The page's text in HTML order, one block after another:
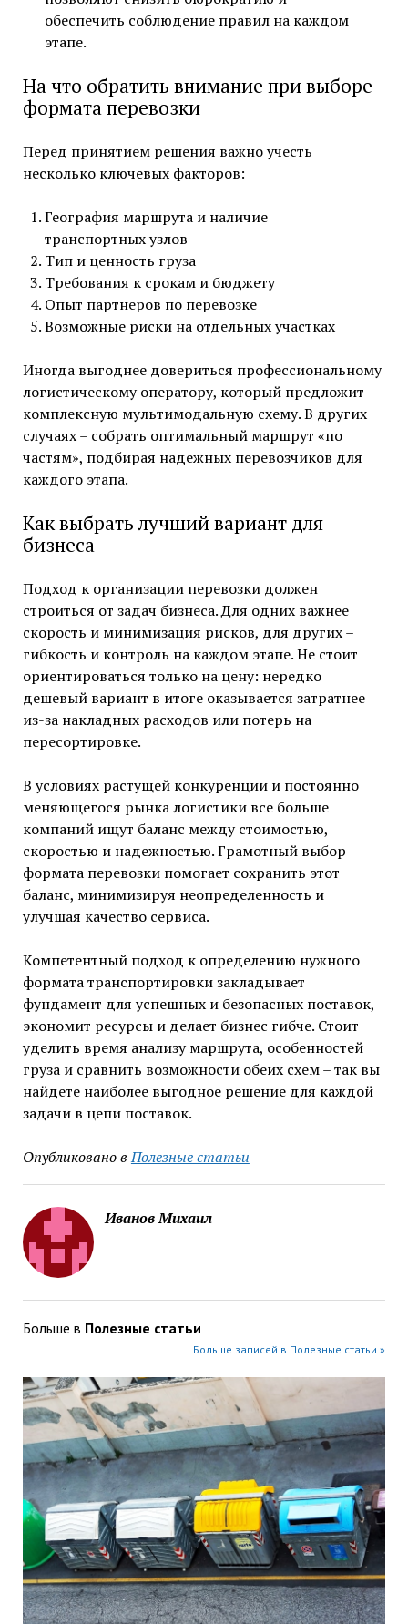
обеспечить соблюдение правил на каждом
этапе.
На что обратить внимание при выборе
формата перевозки
Перед принятием решения важно учесть
несколько ключевых факторов:
География маршрута и наличие
транспортных узлов
Тип и ценность груза
Требования к срокам и бюджету
Опыт партнеров по перевозке
Возможные риски на отдельных участках
Иногда выгоднее довериться профессиональному
логистическому оператору, который предложит
комплексную мультимодальную схему. В других
случаях – собрать оптимальный маршрут «по
частям», подбирая надежных перевозчиков для
каждого этапа.
Как выбрать лучший вариант для
бизнеса
Подход к организации перевозки должен
строиться от задач бизнеса. Для одних важнее
скорость и минимизация рисков, для других –
гибкость и контроль на каждом этапе. Не стоит
ориентироваться только на цену: нередко
дешевый вариант в итоге оказывается затратнее
из-за накладных расходов или потерь на
пересортировке.
В условиях растущей конкуренции и постоянно
меняющегося рынка логистики все больше
компаний ищут баланс между стоимостью,
скоростью и надежностью. Грамотный выбор
формата перевозки помогает сохранить этот
баланс, минимизируя неопределенность и
улучшая качество сервиса.
Компетентный подход к определению нужного
формата транспортировки закладывает
фундамент для успешных и безопасных поставок,
экономит ресурсы и делает бизнес гибче. Стоит
уделить время анализу маршрута, особенностей
груза и сравнить возможности обеих схем – так вы
найдете наиболее выгодное решение для каждой
задачи в цепи поставок.
Опубликовано в Полезные статьи
Иванов Михаил
Больше в Полезные статьи
Больше записей в Полезные статьи »